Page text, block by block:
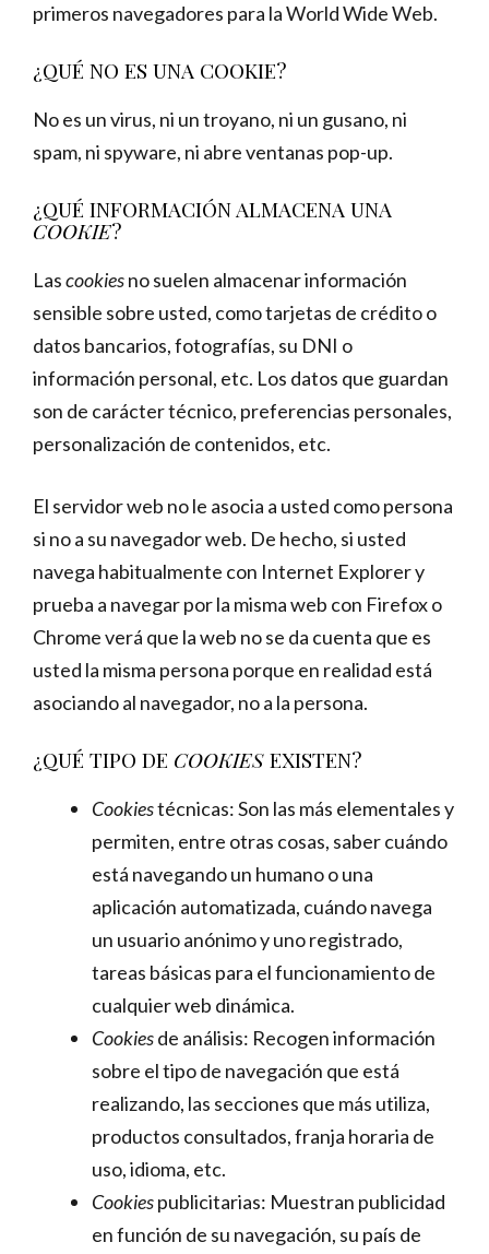
primeros navegadores para la World Wide Web.
¿QUÉ NO ES UNA COOKIE?
No es un virus, ni un troyano, ni un gusano, ni
spam, ni spyware, ni abre ventanas pop-up.
¿QUÉ INFORMACIÓN ALMACENA UNA
COOKIE?
Lascookiesno suelen almacenar información
sensible sobre usted, como tarjetas de crédito o
datos bancarios, fotografías, su DNI o
información personal, etc. Los datos que guardan
son de carácter técnico, preferencias personales,
personalización de contenidos, etc.
El servidor web no le asocia a usted como persona
si no a su navegador web. De hecho, si usted
navega habitualmente con Internet Explorer y
prueba a navegar por la misma web con Firefox o
Chrome verá que la web no se da cuenta que es
usted la misma persona porque en realidad está
asociando al navegador, no a la persona.
¿QUÉ TIPO DE COOKIESEXISTEN?
Cookiestécnicas: Son las más elementales y
permiten, entre otras cosas, saber cuándo
está navegando un humano o una
aplicación automatizada, cuándo navega
un usuario anónimo y uno registrado,
tareas básicas para el funcionamiento de
cualquier web dinámica.
Cookiesde análisis: Recogen información
sobre el tipo de navegación que está
realizando, las secciones que más utiliza,
productos consultados, franja horaria de
uso, idioma, etc.
Cookiespublicitarias: Muestran publicidad
en función de su navegación, su país de